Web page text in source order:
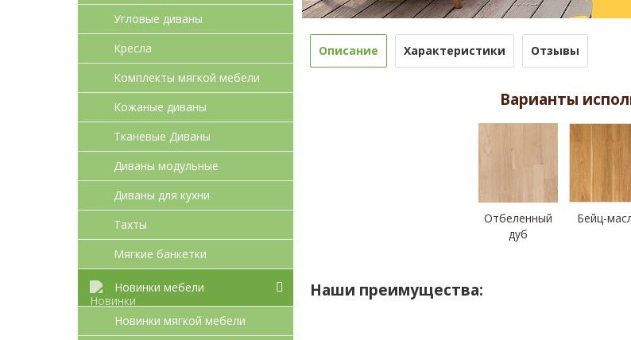
Угловые диваны
Кресла
Комплекты мягкой мебели
Кожаные диваны
Тканевые Диваны
Диваны модульные
Диваны для кухни
Тахты
Мягкие банкетки
Новинки мебели
Новинки мягкой мебели
Описание Характеристики Отзывы
Варианты
Отбеленный
дуб
Бейц-
Наши преимущества: